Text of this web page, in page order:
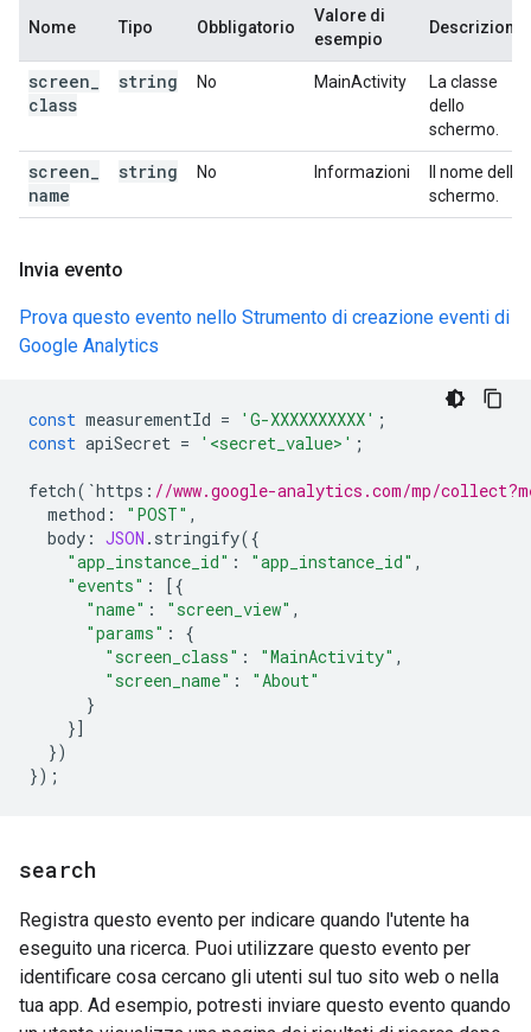
Nome Tipo Obbligatorio
Valore di
esempio
Descrizione
screen
class
string No MainActivity
La classe
dello
schermo.
screen
name
string No Informazioni
Il nome dello
schermo.
Invia evento
Prova questo evento nello Strumento di creazione eventi di
Google Analytics
const measurementId = 'G-XXXXXXXXXX' ;
const apiSecret = '<secret_value>' ;
fetch( `https : //www.google-analytics.com/mp/
method : "POST" ,
body : JSON . stringify({
"app_instance_id" : "app_instance_id" ,
"events" :
[{
"name" : "screen_view" ,
"params" :
{
"screen_class" : "MainActivity" ,
"screen_name" :
"About"
}
}]
})
});
search
Registra questo evento per indicare quando l'utente ha
eseguito una ricerca. Puoi utilizzare questo evento per
identificare cosa cercano gli utenti sul tuo sito web o nella
tua app. Ad esempio, potresti inviare questo evento quando